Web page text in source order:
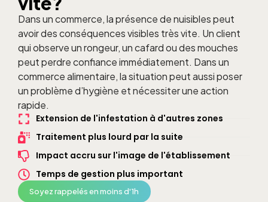
Dans un commerce, la présence de nuisibles peut
avoir des conséquences visibles très vite. Un client
qui observe un rongeur, un cafard ou des mouches
peut perdre confiance immédiatement. Dans un
commerce alimentaire, la situation peut aussi poser
un problème d’hygiène et nécessiter une action
rapide.
Extension de l'infestation à d'autres zones
Traitement plus lourd par la suite
Impact accru sur l'image de l'établissement
Temps de gestion plus important
Soyez rappelés en moins d'1h